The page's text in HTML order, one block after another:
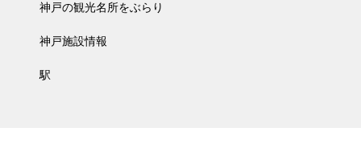
神戸の観光名所をぶらり
神戸施設情報
駅